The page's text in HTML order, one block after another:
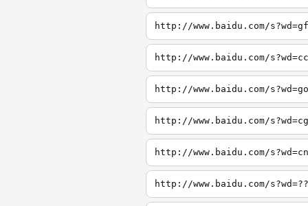
http://www.baidu.com/
http://www.baidu.com/
http://www.baidu.com/
http://www.baidu.com/
http://www.baidu.com/
http://www.baidu.com/